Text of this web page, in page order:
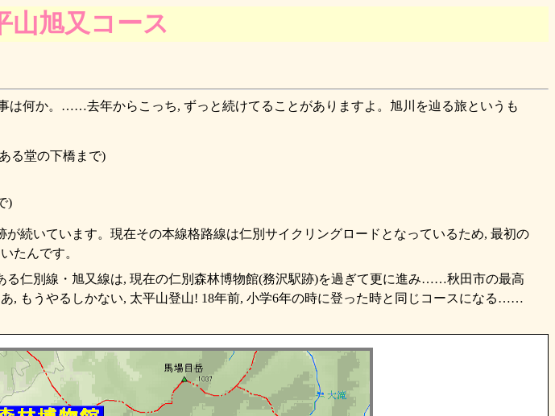
山旭又コース
は何か。……去年からこっち, ずっと続けてることがありますよ。旭川を辿る旅というも
る堂の下橋まで)
)
続いています。現在その本線格路線は仁別サイクリングロードとなっているため, 最初の
たんです。
仁別線・旭又線は, 現在の仁別森林博物館(務沢駅跡)を過ぎて更に進み……秋田市の最高
, もうやるしかない, 太平山登山! 18年前, 小学6年の時に登った時と同じコースになる……